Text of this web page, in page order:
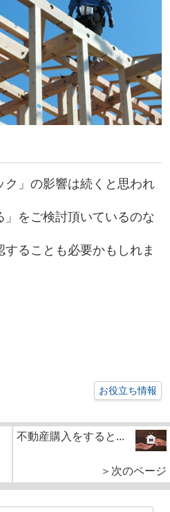
ク」の影響は続くと思われ
をご検討頂いているのな
ることも必要かもしれま
お役立ち情報
不動産購入をすると...
＞次のページ